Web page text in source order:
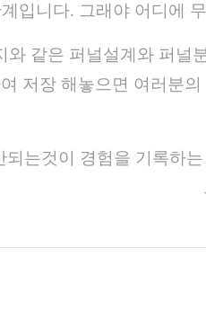
입니다. 그래야 어디에
와 같은 퍼널설계와 퍼
저장 해놓으면 여러분
는것이 경험을 기록하